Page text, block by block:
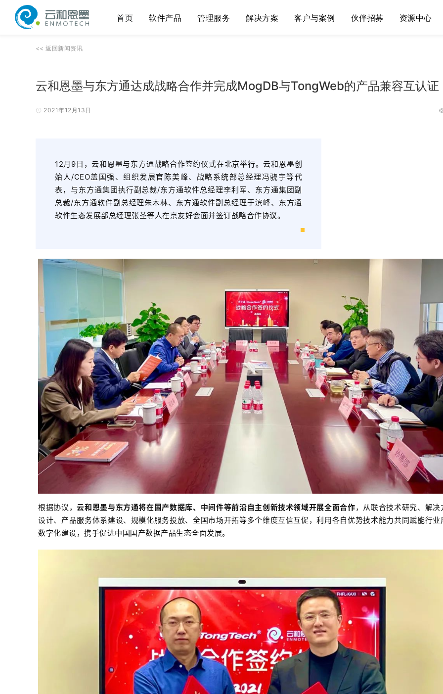
首页 软件产品 管理服务 解决方案 客户与案例 伙伴招募 资源中心
<< 返回新闻资讯
云和恩墨与东方通达成战略合作并完成MogDB与TongWeb的产品兼容互认证
2021年12月13日
12月9日，云和恩墨与东方通战略合作签约仪式在北京举行。云和恩墨创
始人/CEO盖国强、组织发展官陈美峰、战略系统部总经理冯骁宇等代
表，与东方通集团执行副总裁/东方通软件总经理李利军、东方通集团副
总裁/东方通软件副总经理朱木林、东方通软件副总经理于滨峰、东方通
软件生态发展部总经理张荃等人在京友好会面并签订战略合作协议。
根据协议，云和恩墨与东方通将在国产数据库、中间件等前沿自主创新技术领域开展全面合作，从联合技术研究、解决
设计、产品服务体系建设、规模化服务投放、全国市场开拓等多个维度互信互促，利用各自优势技术能力共同赋能行业
数字化建设，携手促进中国国产数据产品生态全面发展。